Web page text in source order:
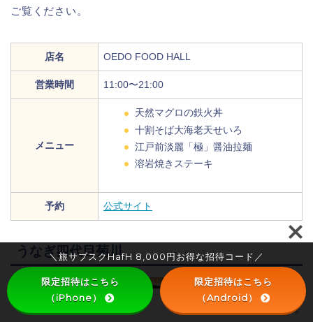
ご覧ください。
店名 OEDO FOOD HALL
営業時間 11:00〜21:00
メニュー
天然マグロの鉄火丼
十割そば大海老天せいろ
江戸前淡麗「極」醤油拉麺
溶岩焼きステーキ
予約 公式サイト
うなぎ四代目菊川
宿泊レビュー HafH 招待コード
＼旅サブスクHafH 8,000円お得な招待コード／
限定招待はこちら
（iPhone）
限定招待はこちら
（Android）